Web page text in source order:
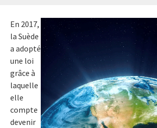
En 2017,
la Suède
a adopté
une loi
grâce à
laquelle
elle
compte
devenir